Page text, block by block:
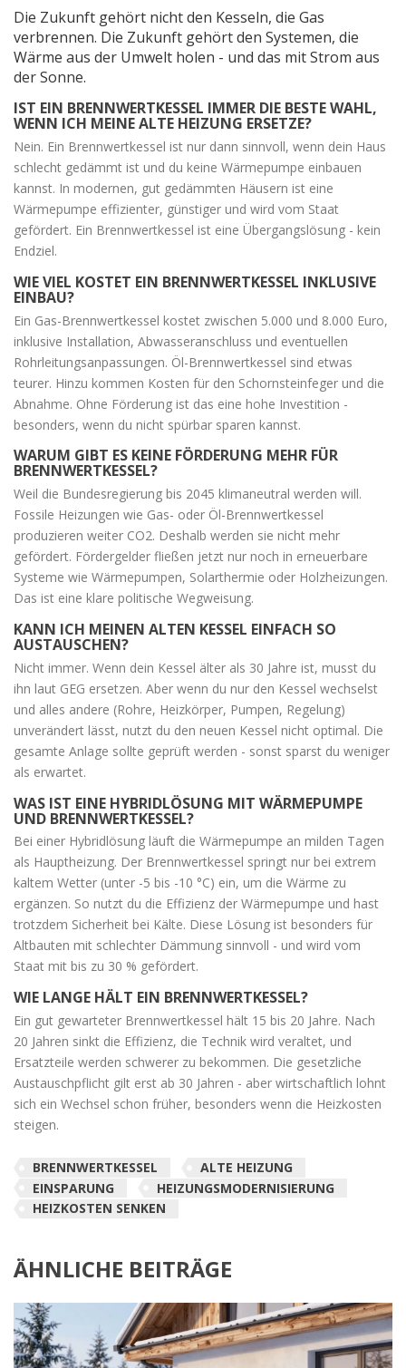
Die Zukunft gehört nicht den Kesseln, die Gas
verbrennen. Die Zukunft gehört den Systemen, die
Wärme aus der Umwelt holen - und das mit Strom aus
der Sonne.
IST EIN BRENNWERTKESSEL IMMER DIE BESTE WAHL,
WENN ICH MEINE ALTE HEIZUNG ERSETZE?
Nein. Ein Brennwertkessel ist nur dann sinnvoll, wenn dein Haus
schlecht gedämmt ist und du keine Wärmepumpe einbauen
kannst. In modernen, gut gedämmten Häusern ist eine
Wärmepumpe effizienter, günstiger und wird vom Staat
gefördert. Ein Brennwertkessel ist eine Übergangslösung - kein
Endziel.
WIE VIEL KOSTET EIN BRENNWERTKESSEL INKLUSIVE
EINBAU?
Ein Gas-Brennwertkessel kostet zwischen 5.000 und 8.000 Euro,
inklusive Installation, Abwasseranschluss und eventuellen
Rohrleitungsanpassungen. Öl-Brennwertkessel sind etwas
teurer. Hinzu kommen Kosten für den Schornsteinfeger und die
Abnahme. Ohne Förderung ist das eine hohe Investition -
besonders, wenn du nicht spürbar sparen kannst.
WARUM GIBT ES KEINE FÖRDERUNG MEHR FÜR
BRENNWERTKESSEL?
Weil die Bundesregierung bis 2045 klimaneutral werden will.
Fossile Heizungen wie Gas- oder Öl-Brennwertkessel
produzieren weiter CO2. Deshalb werden sie nicht mehr
gefördert. Fördergelder fließen jetzt nur noch in erneuerbare
Systeme wie Wärmepumpen, Solarthermie oder Holzheizungen.
Das ist eine klare politische Wegweisung.
KANN ICH MEINEN ALTEN KESSEL EINFACH SO
AUSTAUSCHEN?
Nicht immer. Wenn dein Kessel älter als 30 Jahre ist, musst du
ihn laut GEG ersetzen. Aber wenn du nur den Kessel wechselst
und alles andere (Rohre, Heizkörper, Pumpen, Regelung)
unverändert lässt, nutzt du den neuen Kessel nicht optimal. Die
gesamte Anlage sollte geprüft werden - sonst sparst du weniger
als erwartet.
WAS IST EINE HYBRIDLÖSUNG MIT WÄRMEPUMPE
UND BRENNWERTKESSEL?
Bei einer Hybridlösung läuft die Wärmepumpe an milden Tagen
als Hauptheizung. Der Brennwertkessel springt nur bei extrem
kaltem Wetter (unter -5 bis -10 °C) ein, um die Wärme zu
ergänzen. So nutzt du die Effizienz der Wärmepumpe und hast
trotzdem Sicherheit bei Kälte. Diese Lösung ist besonders für
Altbauten mit schlechter Dämmung sinnvoll - und wird vom
Staat mit bis zu 30 % gefördert.
WIE LANGE HÄLT EIN BRENNWERTKESSEL?
Ein gut gewarteter Brennwertkessel hält 15 bis 20 Jahre. Nach
20 Jahren sinkt die Effizienz, die Technik wird veraltet, und
Ersatzteile werden schwerer zu bekommen. Die gesetzliche
Austauschpflicht gilt erst ab 30 Jahren - aber wirtschaftlich lohnt
sich ein Wechsel schon früher, besonders wenn die Heizkosten
steigen.
BRENNWERTKESSEL
ALTE HEIZUNG
EINSPARUNG
HEIZUNGSMODERNISIERUNG
HEIZKOSTEN SENKEN
ÄHNLICHE BEITRÄGE